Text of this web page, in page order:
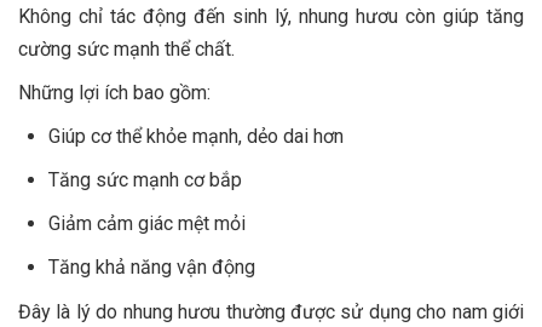
Không chỉ tác động đến sinh lý, nhung hươu còn giúp tăng
cường sức mạnh thể chất.
Những lợi ích bao gồm:
Giúp cơ thể khỏe mạnh, dẻo dai hơn
Tăng sức mạnh cơ bắp
Giảm cảm giác mệt mỏi
Tăng khả năng vận động
Đây là lý do nhung hươu thường được sử dụng cho nam giới